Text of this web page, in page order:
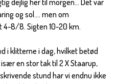
og sol.... men om
8/8. Sigten 10-20 km.
i klitterne i dag, hvilket betød
en stor tak til 2 X Staarup,
stund har vi endnu ikke